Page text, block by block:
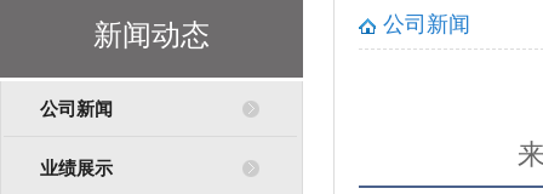
新闻动态
公司新闻
业绩展示
公司新闻